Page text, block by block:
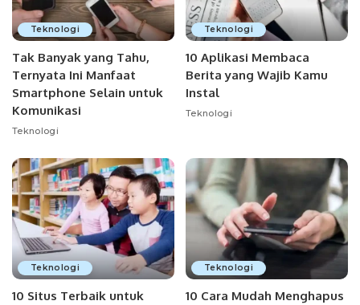
Teknologi
Tak Banyak yang Tahu,
Ternyata Ini Manfaat
Smartphone Selain untuk
Komunikasi
Teknologi
Teknologi
10 Aplikasi Membaca
Berita yang Wajib Kamu
Instal
Teknologi
Teknologi
10 Situs Terbaik untuk
Teknologi
10 Cara Mudah Menghapus